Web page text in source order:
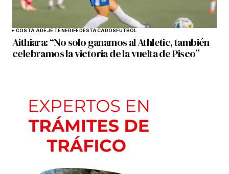
COSTA ADEJE TENERIFEDESTACADOSFÚTBOL
Aithiara: “No solo ganamos al Athletic, también
celebramos la victoria de la vuelta de Pisco”